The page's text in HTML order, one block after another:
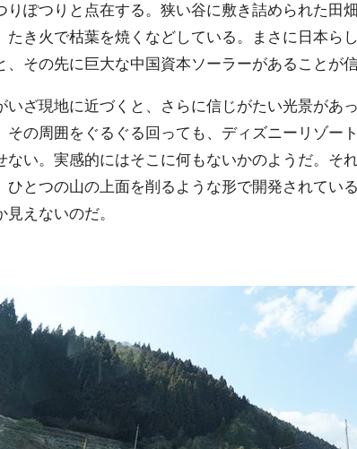
りぽつりと点在する。狭い谷に敷き詰められた田
たき火で枯葉を焼くなどしている。まさに日本ら
、その先に巨大な中国資本ソーラーがあることが
いざ現地に近づくと、さらに信じがたい光景があ
その周囲をぐるぐる回っても、ディズニーリゾー
ない。実感的にはそこに何もないかのようだ。そ
ひとつの山の上面を削るような形で開発されてい
見えないのだ。